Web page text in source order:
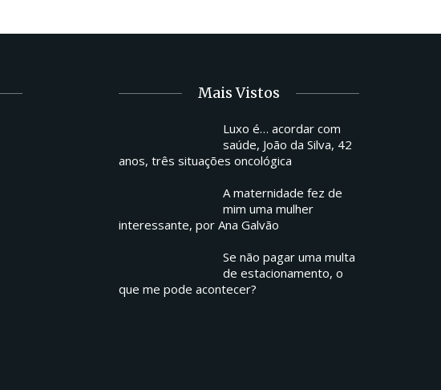
Mais Vistos
Luxo é… acordar com
saúde, João da Silva, 42
anos, três situações oncológica
A maternidade fez de
mim uma mulher
interessante, por Ana Galvão
Se não pagar uma multa
de estacionamento, o
que me pode acontecer?